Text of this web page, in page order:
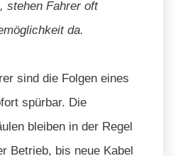
stehen Fahrer oft
da.
sind die Folgen eines
spürbar. Die
bleiben in der Regel
Betrieb, bis neue Kabel